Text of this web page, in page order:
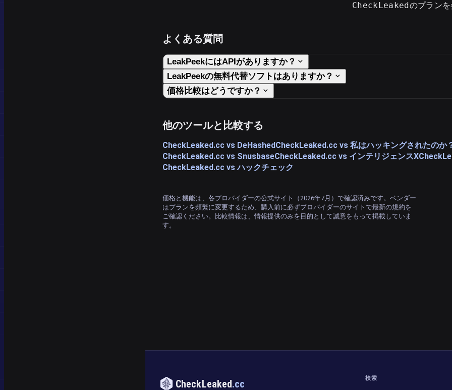
CheckLeakedのプランを
よくある質問
LeakPeekにはAPIがありますか？
LeakPeekの無料代替ソフトはありますか？
価格比較はどうですか？
他のツールと比較する
CheckLeaked.cc vs DeHashedCheckLeaked.cc vs 私はハッキングされたのか
CheckLeaked.cc vs SnusbaseCheckLeaked.cc vs インテリジェンスX
CheckLeaked.cc vs ハックチェック
価格と機能は、各プロバイダーの公式サイト（2026年7月）で確認済みです。ベンダー
はプランを頻繁に変更するため、購入前に必ずプロバイダーのサイトで最新の規約を
ご確認ください。比較情報は、情報提供のみを目的として誠意をもって掲載していま
す。
CheckLeaked.cc 検索